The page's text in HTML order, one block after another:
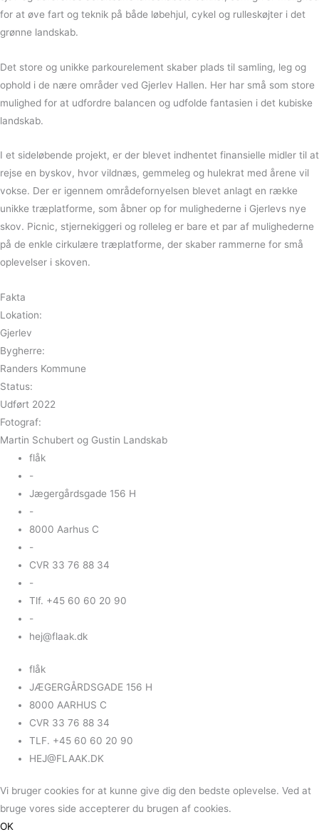
for at øve fart og teknik på både løbehjul, cykel og rulleskøjter i det
grønne landskab.
Det store og unikke parkourelement skaber plads til samling, leg og
ophold i de nære områder ved Gjerlev Hallen. Her har små som store
mulighed for at udfordre balancen og udfolde fantasien i det kubiske
landskab.
I et sideløbende projekt, er der blevet indhentet finansielle midler til at
rejse en byskov, hvor vildnæs, gemmeleg og hulekrat med årene vil
vokse. Der er igennem områdefornyelsen blevet anlagt en række
unikke træplatforme, som åbner op for mulighederne i Gjerlevs nye
skov. Picnic, stjernekiggeri og rolleleg er bare et par af mulighederne
på de enkle cirkulære træplatforme, der skaber rammerne for små
oplevelser i skoven.
Fakta
Lokation:
Gjerlev
Bygherre:
Randers Kommune
Status:
Udført 2022
Fotograf:
Martin Schubert og Gustin Landskab
flåk
-
Jægergårdsgade 156 H
-
8000 Aarhus C
-
CVR 33 76 88 34
-
Tlf. +45 60 60 20 90
-
hej@flaak.dk
flåk
JÆGERGÅRDSGADE 156 H
8000 AARHUS C
CVR 33 76 88 34
TLF. +45 60 60 20 90
HEJ@FLAAK.DK
Vi bruger cookies for at kunne give dig den bedste oplevelse. Ved at
bruge vores side accepterer du brugen af cookies.
OK